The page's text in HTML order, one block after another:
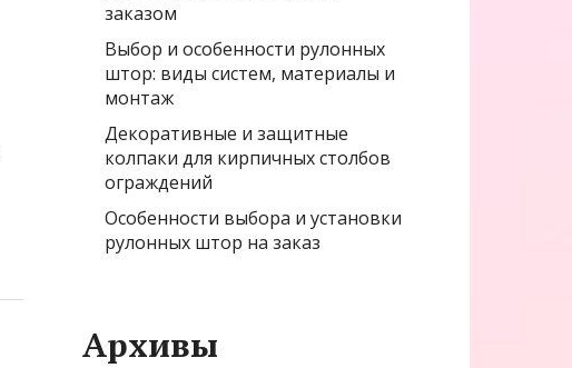
заказом
Выбор и особенности рулонных
штор: виды систем, материалы и
монтаж
Декоративные и защитные
колпаки для кирпичных столбов
ограждений
Особенности выбора и установки
рулонных штор на заказ
Архивы